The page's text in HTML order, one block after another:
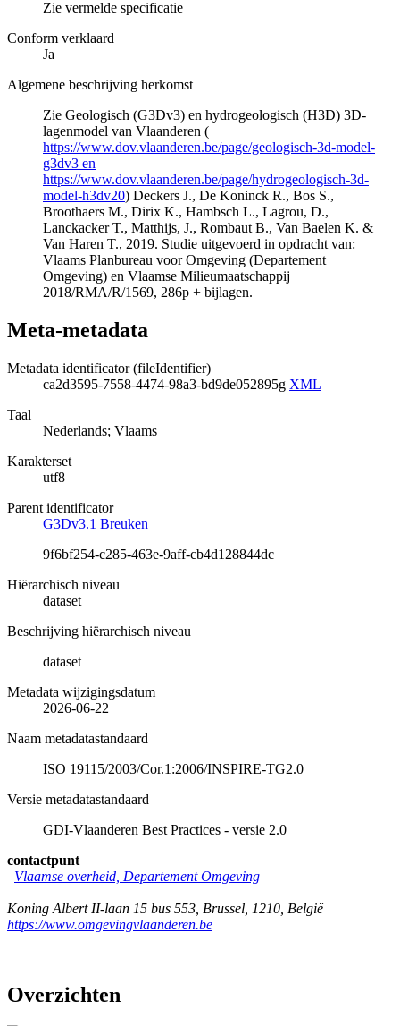
Zie vermelde specificatie
Conform verklaard
Ja
Algemene beschrijving herkomst
Zie Geologisch (G3Dv3) en hydrogeologisch (H3D) 3D-
lagenmodel van Vlaanderen (
https://www.dov.vlaanderen.be/page/geologisch-3d-model-
g3dv3 en
https://www.dov.vlaanderen.be/page/hydrogeologisch-3d-
model-h3dv20) Deckers J., De Koninck R., Bos S.,
Broothaers M., Dirix K., Hambsch L., Lagrou, D.,
Lanckacker T., Matthijs, J., Rombaut B., Van Baelen K. &
Van Haren T., 2019. Studie uitgevoerd in opdracht van:
Vlaams Planbureau voor Omgeving (Departement
Omgeving) en Vlaamse Milieumaatschappij
2018/RMA/R/1569, 286p + bijlagen.
Meta-metadata
Metadata identificator (fileIdentifier)
ca2d3595-7558-4474-98a3-bd9de052895g XML
Taal
Nederlands; Vlaams
Karakterset
utf8
Parent identificator
G3Dv3.1 Breuken
9f6bf254-c285-463e-9aff-cb4d128844dc
Hiërarchisch niveau
dataset
Beschrijving hiërarchisch niveau
dataset
Metadata wijzigingsdatum
2026-06-22
Naam metadatastandaard
ISO 19115/2003/Cor.1:2006/INSPIRE-TG2.0
Versie metadatastandaard
GDI-Vlaanderen Best Practices - versie 2.0
contactpunt
Vlaamse overheid, Departement Omgeving
Koning Albert II-laan 15 bus 553 Brussel 1210 België
https://www.omgevingvlaanderen.be
Overzichten